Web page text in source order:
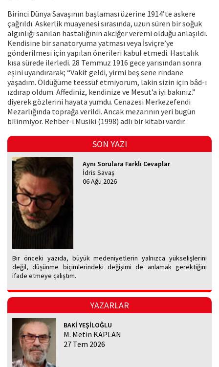
Birinci Dünya Savaşının başlaması üzerine 1914’te askere
çağrıldı. Askerlik muayenesi sırasında, uzun süren bir soğuk
algınlığı sanılan hastalığının akciğer veremi olduğu anlaşıldı.
Kendisine bir sanatoryuma yatması veya İsviçre’ye
gönderilmesi için yapılan önerileri kabul etmedi. Hastalık
kısa sürede ilerledi. 28 Temmuz 1916 gece yarısından sonra
eşini uyandırarak; “Vakit geldi, yirmi beş sene rindane
yaşadım. Öldüğüme teessüf etmiyorum, lakin sizin için bâd-ı
ızdırap oldum. Affediniz, kendinize ve Mesut’a iyi bakınız.”
diyerek gözlerini hayata yumdu. Cenazesi Merkezefendi
Mezarlığında toprağa verildi. Ancak mezarının yeri bugün
bilinmiyor. Rehber-i Musiki (1998) adlı bir kitabı vardır.
SON YAZI
Aynı Sorulara Farklı Cevaplar
İdris Savaş
06 Ağu 2026
Bir önceki yazıda, büyük medeniyetlerin yalnızca yükselişlerini
değil, düşünme biçimlerindeki değişimi de anlamak gerektiğini
ifade etmeye çalıştım.
YAZARLAR
BAKİ YEŞİLOĞLU
M. Metin KAPLAN
27 Tem 2026